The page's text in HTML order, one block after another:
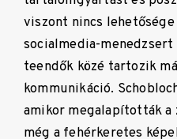
viszont nincs
socialmedia-menedzsert
teendők közé tartozik
kommunikáció.
amikor megalapították a
még a fehérkeretes